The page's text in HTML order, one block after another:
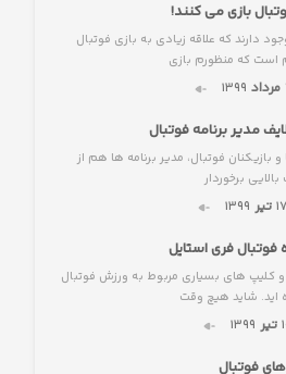
بازی می کنند!
دارند که علاقه زیادی به بازی فوتبال
است که منظورم بازی
مرداد ۱۳۹۹
مدیر برنامه فوتبال
بازیکنان فوتبال، مدیر برنامه ها هم از
برخوردار
۱۷ تیر ۱۳۹۹
فوتبال فری استایل
و کلیپ های بسیاری مربوط به ورزش فوتبال
اید. شاید هیچ وقت
تیر ۱۳۹۹
فوتبال